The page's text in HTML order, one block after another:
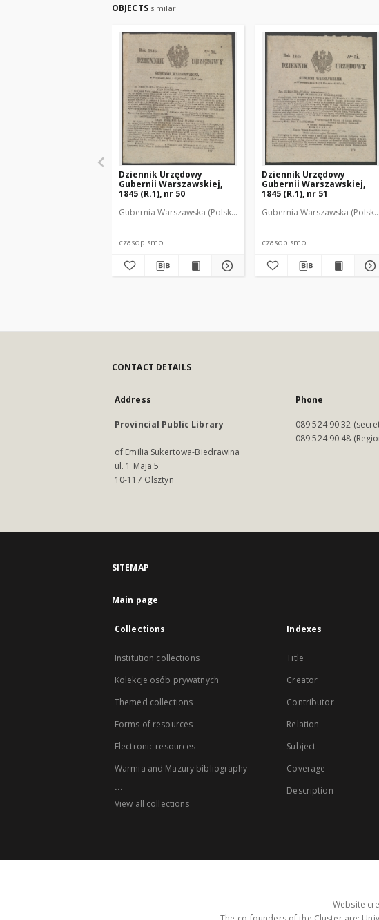
OBJECTS similar
Dziennik Urzędowy
Gubernii Warszawskiej,
1845 (R.1), nr 50
Gubernia Warszawska (Polska). Rząd Gubernialny
czasopismo
Dziennik Urzędowy
Gubernii Warszawskiej,
1845 (R.1), nr 51
Gubernia Warszawska
czasopismo
CONTACT DETAILS
Address
Provincial Public Library
of Emilia Sukertowa-Biedrawina
ul. 1 Maja 5
10-117 Olsztyn
Phone
089 524 90 32
089 524 90 48
SITEMAP
Main page
Collections
Institution collections
Kolekcje osób prywatnych
Themed collections
Forms of resources
Electronic resources
Warmia and Mazury bibliography
...
View all collections
Indexes
Title
Creator
Contributor
Relation
Subject
Coverage
Description
Website